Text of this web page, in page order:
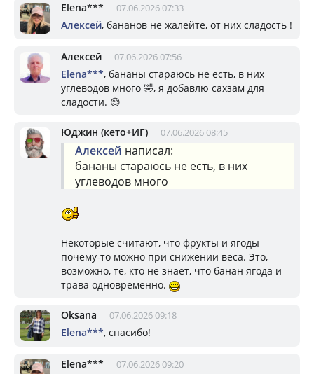
Elena*** 07.06.2026 07:33
Алексей, бананов не жалейте, от них сладость !
Алексей 07.06.2026 07:56
Elena***, бананы стараюсь не есть, в них
углеводов много 🤣, я добавлю сахзам для
сладости. 😊
Юджин (кето+ИГ) 07.06.2026 08:45
Алексей написал:
бананы стараюсь не есть, в них
углеводов много
Некоторые считают, что фрукты и ягоды
почему-то можно при снижении веса. Это,
возможно, те, кто не знает, что банан ягода и
трава одновременно.
Oksana 07.06.2026 09:18
Elena***, спасибо!
Elena*** 07.06.2026 09:20